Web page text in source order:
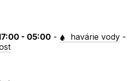
- 05:00 - havárie vody -